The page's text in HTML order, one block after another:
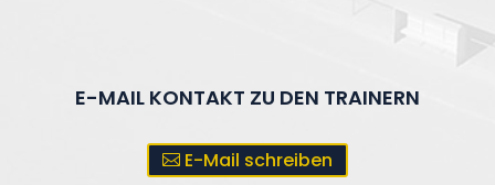
E-MAIL KONTAKT ZU DEN TRAINERN
E-Mail schreiben